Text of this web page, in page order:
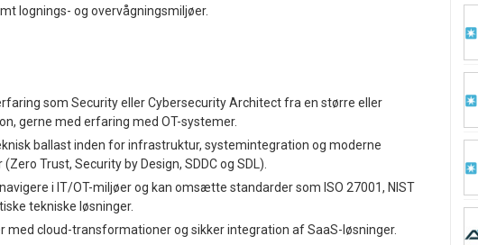
lognings- og overvågningsmiljøer.
som Security eller Cybersecurity Architect fra en større eller
gerne med erfaring med OT-systemer.
ballast inden for infrastruktur, systemintegration og moderne
Trust, Security by Design, SDDC og SDL).
i IT/OT-miljøer og kan omsætte standarder som ISO 27001, NIST
tekniske løsninger.
med cloud-transformationer og sikker integration af SaaS-løsninger.